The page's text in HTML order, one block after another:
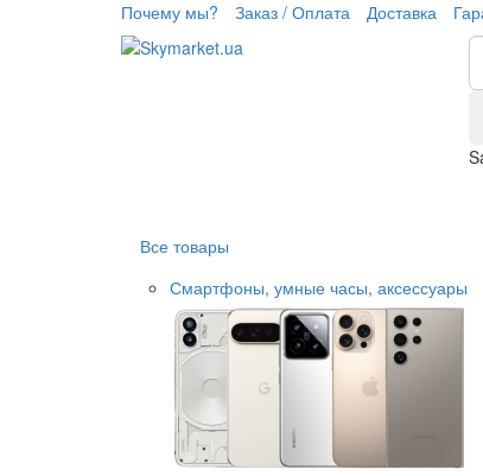
Почему мы? Заказ / Оплата Доставка
Все товары
Смартфоны, умные часы, аксессуары